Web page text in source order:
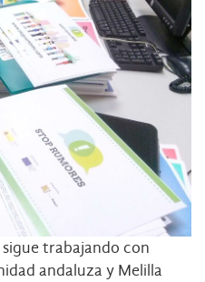
trabajando con
andaluza y Melilla